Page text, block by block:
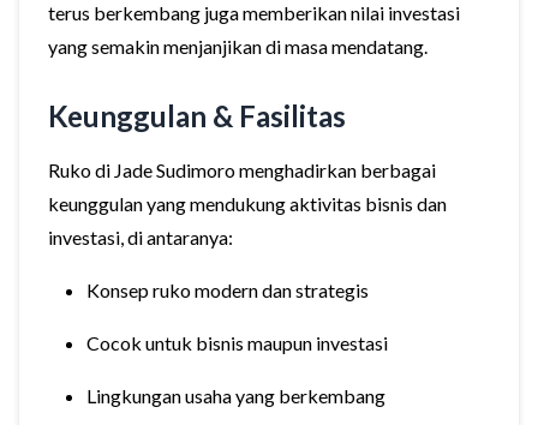
terus berkembang juga memberikan nilai investasi
yang semakin menjanjikan di masa mendatang.
Keunggulan & Fasilitas
Ruko di Jade Sudimoro menghadirkan berbagai
keunggulan yang mendukung aktivitas bisnis dan
investasi, di antaranya:
Konsep ruko modern dan strategis
Cocok untuk bisnis maupun investasi
Lingkungan usaha yang berkembang